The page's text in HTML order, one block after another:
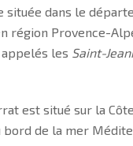
située dans le
région Provence-
les Saint-
est situé sur la
bord de la mer